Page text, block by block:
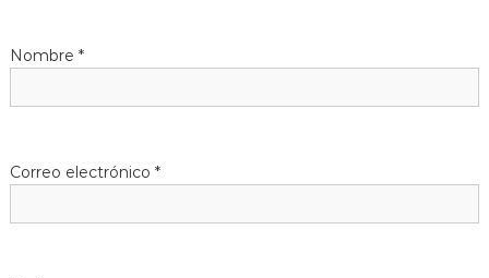
Nombre *
Correo electrónico *